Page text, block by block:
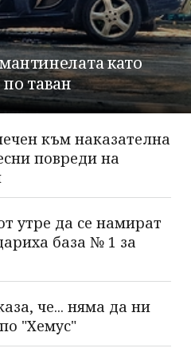
като
таван
към наказателна
повреди на
утре да се намират
база № 1 за
че... няма да ни
"Хемус"